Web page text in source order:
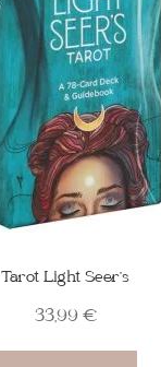
Tarot Light Seer’s
33,99 €